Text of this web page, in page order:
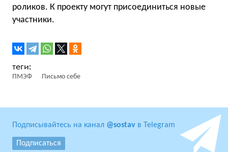
роликов. К проекту могут присоединиться новые
участники.
ПМЭФ Письмо себе
Подписывайтесь на канал @sostav в Telegram
Подписаться